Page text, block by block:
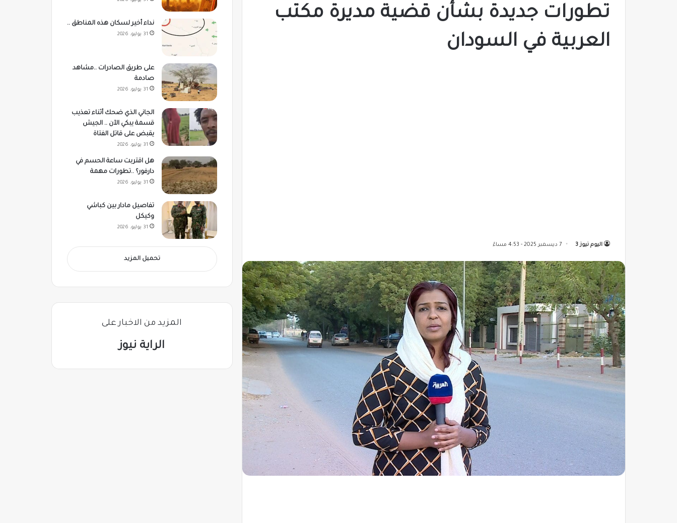
تطورات جديدة بشأن قضية مديرة مكتب
العربية في السودان
اليوم نيوز 3 7 ديسمبر 2025 - 4:53 مساءً
نداء أخير لسكان هذه المناطق ..
31 يوليو، 2026
على طريق الصادرات ..مشاهد
صادمة
31 يوليو، 2026
الجاني الذي ضحك أثناء تعذيب
قسمة يبكي الآن .. الجيش
يقبض على قاتل الفتاة
31 يوليو، 2026
هل اقتربت ساعة الحسم في
دارفور؟ ..تطورات مهمة
31 يوليو، 2026
تفاصيل مادار بين كباشي
وكيكل
31 يوليو، 2026
تحميل المزيد
المزيد من الاخبار على
الراية نيوز